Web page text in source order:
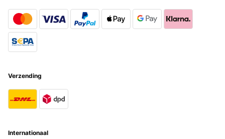
Verzending
Internationaal